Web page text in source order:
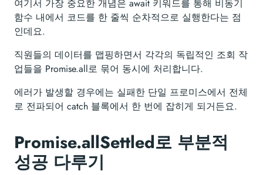
여기서 가장 중요한 개념은 await 키워드를 통해 비동기
함수 내에서 코드를 한 줄씩 순차적으로 실행한다는 점
인데요.
직원들의 데이터를 맵핑하면서 각각의 독립적인 조회 작
업들을 Promise.all로 묶어 동시에 처리합니다.
에러가 발생할 경우에는 실패한 단일 프로미스에서 전체
로 전파되어 catch 블록에서 한 번에 잡히게 되거든요.
Promise.allSettled로 부분적
성공 다루기